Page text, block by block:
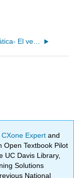
8.6: Gramática- El verbo gustar + sustantivos
CXone Expertand
Open Textbook Pilot
UC Davis Library,
Solutions
National